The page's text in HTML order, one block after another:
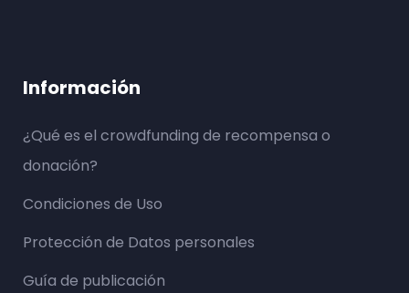
Información
¿Qué es el crowdfunding de recompensa o
donación?
Condiciones de Uso
Protección de Datos personales
Guía de publicación